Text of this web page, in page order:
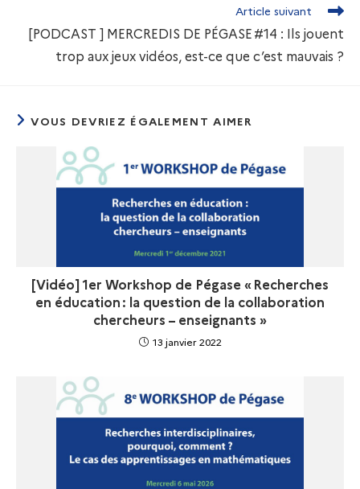
Article suivant
[PODCAST ] MERCREDIS DE PÉGASE #14 : Ils jouent
trop aux jeux vidéos, est-ce que c’est mauvais ?
VOUS DEVRIEZ ÉGALEMENT AIMER
[Vidéo] 1er Workshop de Pégase « Recherches
en éducation : la question de la collaboration
chercheurs – enseignants »
13 janvier 2022